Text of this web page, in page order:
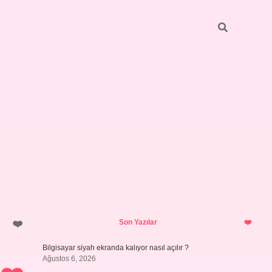
SidebarSon Yazılar
Bilgisayar siyah ekranda kalıyor nasıl açılır ?
Ağustos 6, 2026